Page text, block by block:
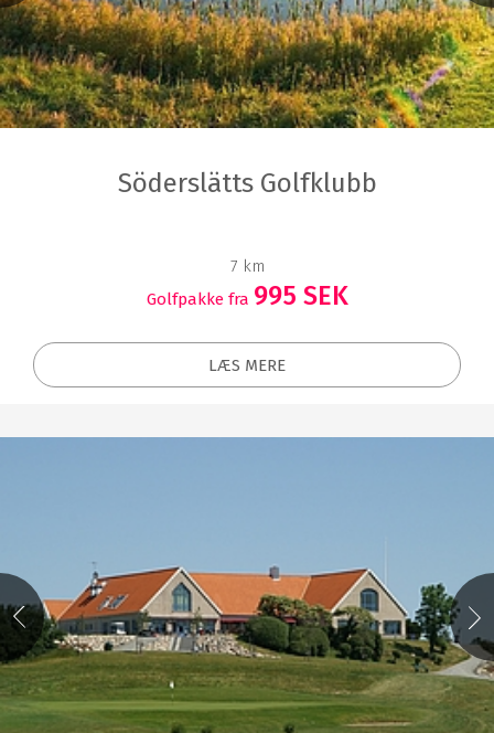
Söderslätts Golfklubb
7 km
Golfpakke fra 995 SEK
LÆS MERE